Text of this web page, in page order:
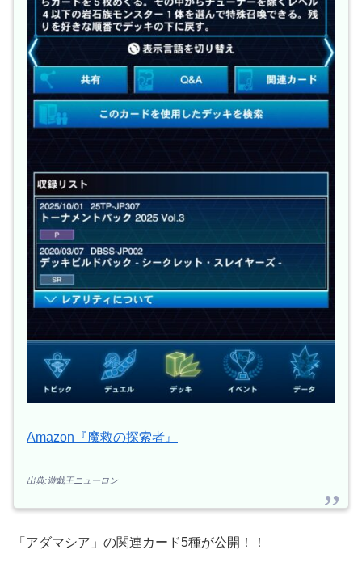
Amazon『魔救の探索者』
出典:遊戯王ニューロン
「アダマシア」の関連カード5種が公開！！